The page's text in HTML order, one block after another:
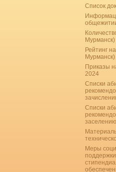
Список
Мурманск)
Рейтинг
Мурманск)
Приказы
2024
Списки
Списки
Меры